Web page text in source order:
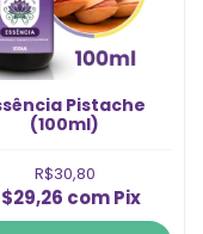
Pistache
(100ml)
R$30,80
com Pix